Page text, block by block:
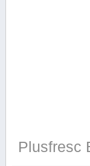
Plusfresc